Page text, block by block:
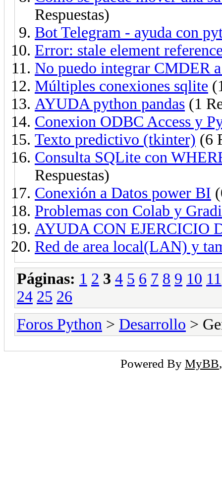
Respuestas)
Bot Telegram - ayuda con
Error: stale element
No puedo integrar CMDER
Múltiples conexiones sqlite
AYUDA python pandas (1
Conexion ODBC Access y
Texto predictivo (tkinter) (6
Consulta SQLite con
Respuestas)
Conexión a Datos power BI
Problemas con Colab y
AYUDA CON EJERCICIO
Red de area local(LAN) y
Páginas: 1 2 3 4 5 6 7 8 9 10 11
24 25 26
Foros Python > Desarrollo >
Powered By MyBB